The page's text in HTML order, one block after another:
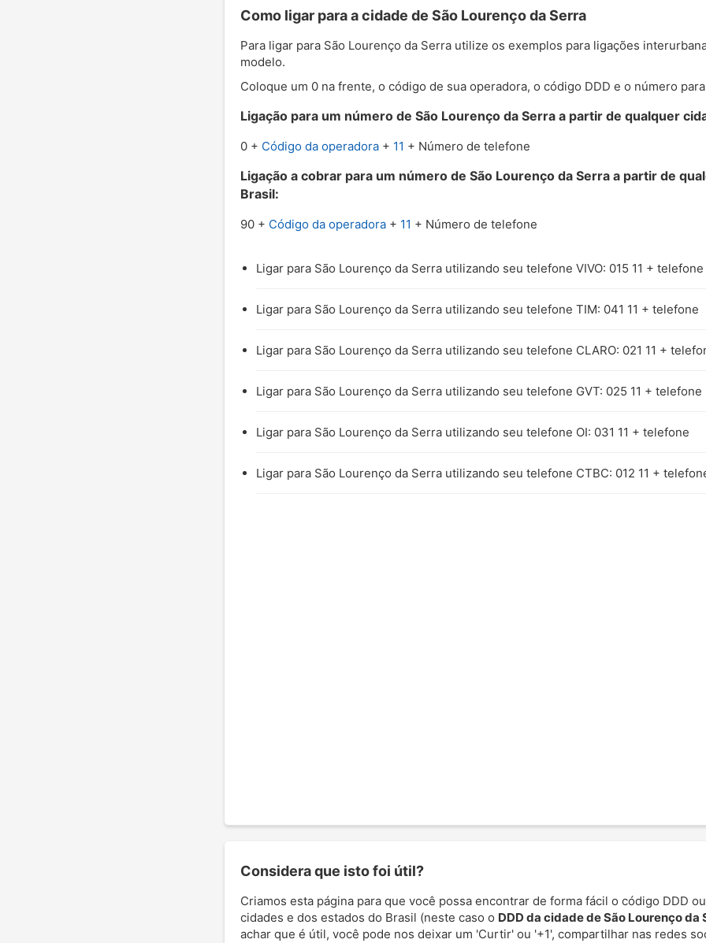
Como ligar para a cidade de São Lourenço da Serra
Para ligar para São Lourenço da Serra utilize os exemplos para ligações
modelo.
Coloque um 0 na frente, o código de sua operadora, o código DDD e o número
Ligação para um número de São Lourenço da Serra a partir de qualquer
0 + Código da operadora+ 11 + Número de telefone
Ligação a cobrar para um número de São Lourenço da Serra a partir de
Brasil:
90 + Código da operadora+ 11 + Número de telefone
Ligar para São Lourenço da Serra utilizando seu telefone VIVO: 015 11 + telefone
Ligar para São Lourenço da Serra utilizando seu telefone TIM: 041 11 + telefone
Ligar para São Lourenço da Serra utilizando seu telefone CLARO: 021 11 +
Ligar para São Lourenço da Serra utilizando seu telefone GVT: 025 11 + telefone
Ligar para São Lourenço da Serra utilizando seu telefone OI: 031 11 + telefone
Ligar para São Lourenço da Serra utilizando seu telefone CTBC: 012 11 +
Considera que isto foi útil?
Criamos esta página para que você possa encontrar de forma fácil o código DDD
cidades e dos estados do Brasil (neste caso o DDD da cidade de São Lourenço da
achar que é útil, você pode nos deixar um 'Curtir' ou '+1', compartilhar nas redes